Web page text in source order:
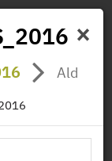
×
Ald